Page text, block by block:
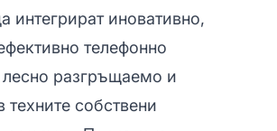
интегрират иновативно,
телефонно
разгръщаемо и
собствени